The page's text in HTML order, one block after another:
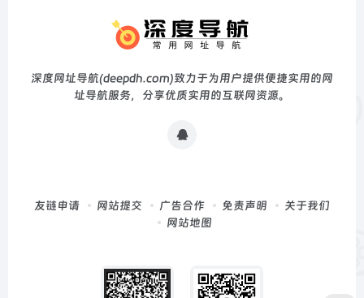
深度网址导航(deepdh.com)致力于为用户提供便捷实用的网
址导航服务，分享优质实用的互联网资源。
友链申请 网站提交 广告合作 免责声明
关于我们
网站地图